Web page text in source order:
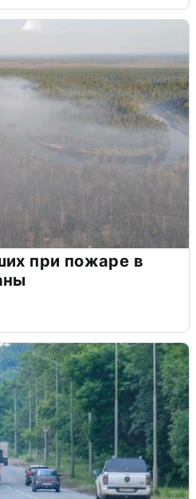
при пожаре в